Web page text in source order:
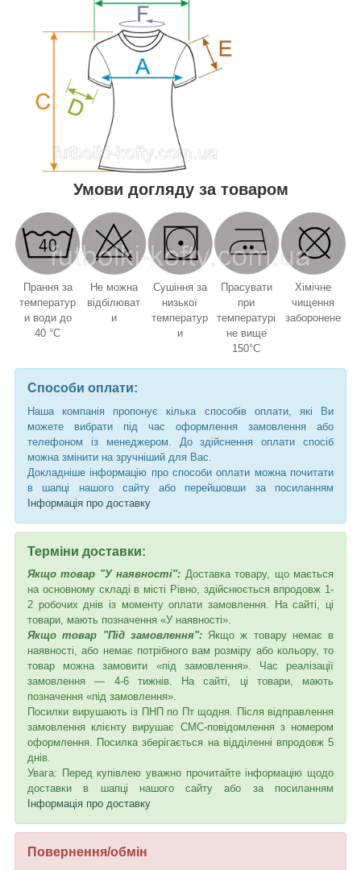
Умови догляду за товаром
Прання за
температур
и води до
40 °C
Не можна
відбілюват
и
Сушіння за
низької
температур
и
Прасувати
при
температурі
не вище
150°C
Хімічне
чищення
заборонене
Способи оплати:
Наша компанія пропонує кілька способів оплати, які Ви
можете вибрати під час оформлення замовлення або
телефоном із менеджером. До здійснення оплати спосіб
можна змінити на зручніший для Вас.
Докладніше інформацію про способи оплати можна почитати
в шапці нашого сайту або перейшовши за посиланням
Інформація про доставку
Терміни доставки:
Якщо товар "У наявності": Доставка товару, що мається
на основному складі в місті Рівно, здійснюється впродовж 1-
2 робочих днів із моменту оплати замовлення. На сайті, ці
товари, мають позначення «У наявності».
Якщо товар "Під замовлення":Якщо ж товару немає в
наявності, або немає потрібного вам розміру або кольору, то
товар можна замовити «під замовлення». Час реалізації
замовлення — 4-6 тижнів. На сайті, ці товари, мають
позначення «під замовлення».
Посилки вирушають із ПНП по Пт щодня. Після відправлення
замовлення клієнту вирушає СМС-повідомлення з номером
оформлення. Посилка зберігається на відділенні впродовж 5
днів.
Увага: Перед купівлею уважно прочитайте інформацію щодо
доставки в шапці нашого сайту або за посиланням
Інформація про доставку
Повернення/обмін